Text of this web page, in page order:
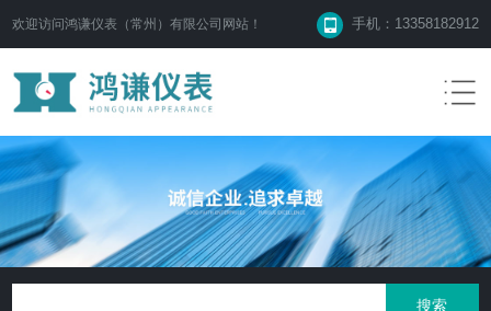
欢迎访问鸿谦仪表（常州）有限公司网站！ 手机：13358182912